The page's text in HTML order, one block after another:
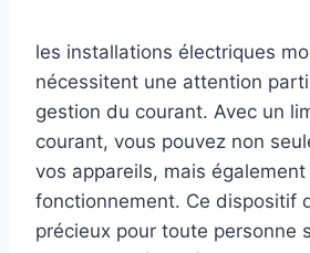
les installations électriques
nécessitent une attention
gestion du courant. Avec un
courant, vous pouvez non
vos appareils, mais
fonctionnement. Ce dispositif
précieux pour toute personne